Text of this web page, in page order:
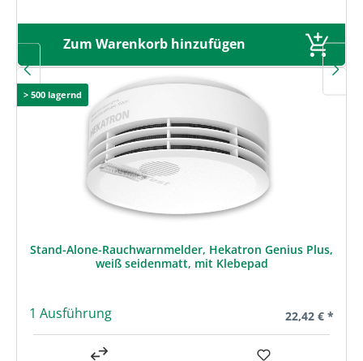
Zum Warenkorb hinzufügen
> 500 lagernd
Stand-Alone-Rauchwarnmelder, Hekatron Genius Plus,
weiß seidenmatt, mit Klebepad
1 Ausführung Regulärer
22,42 € *